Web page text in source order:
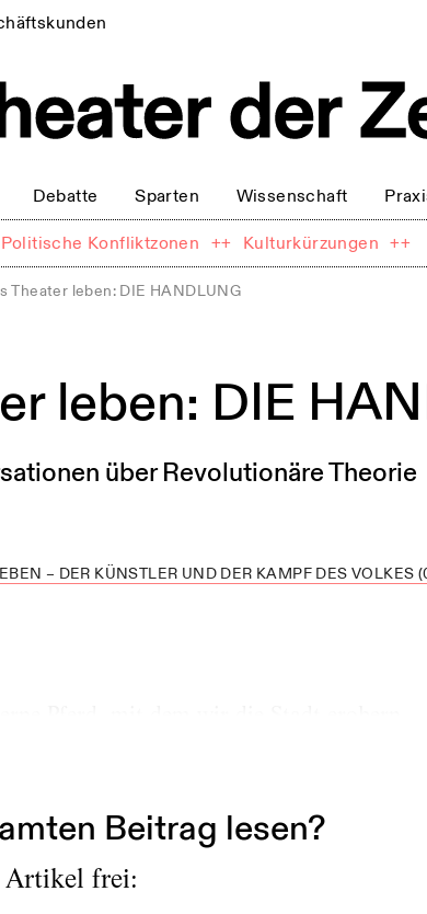
Debatte Sparten Wissenschaft
Politische Konfliktzonen ++ Kulturkürzungen ++
Theater leben: DIE HANDLUNG
leben: DIE
über Revolutionäre Theorie
– DER KÜNSTLER UND DER KAMPF DES VOLKES
Beitrag lesen?
Artikel frei: